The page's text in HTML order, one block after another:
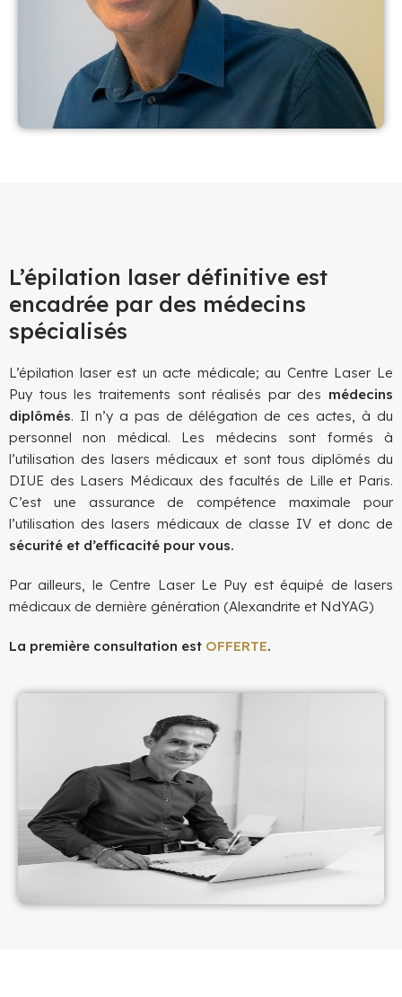
L’épilation laser définitive est
encadrée par des médecins
spécialisés
L’épilation laser est un acte médicale; au Centre Laser Le
Puy tous les traitements sont réalisés par des médecins
diplômés. Il n’y a pas de délégation de ces actes, à du
personnel non médical. Les médecins sont formés à
l’utilisation des lasers médicaux et sont tous diplômés du
DIUE des Lasers Médicaux des facultés de Lille et Paris.
C’est une assurance de compétence maximale pour
l’utilisation des lasers médicaux de classe IV et donc de
sécurité et d’efficacité pour vous.
Par ailleurs, le Centre Laser Le Puy est équipé de lasers
médicaux de dernière génération (Alexandrite et NdYAG)
La première consultation est OFFERTE.